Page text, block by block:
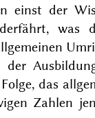
einst der
was
Folge, das
Zahlen